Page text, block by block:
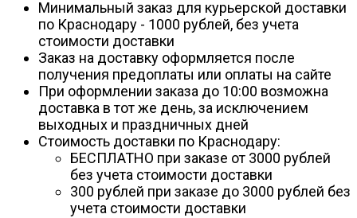
Минимальный заказ для курьерской доставки
по Краснодару - 1000 рублей, без учета
стоимости доставки
Заказ на доставку оформляется после
получения предоплаты или оплаты на сайте
При оформлении заказа до 10:00 возможна
доставка в тот же день, за исключением
выходных и праздничных дней
Стоимость доставки по Краснодару:
БЕСПЛАТНО при заказе от 3000 рублей
без учета стоимости доставки
300 рублей при заказе до 3000 рублей без
учета стоимости доставки